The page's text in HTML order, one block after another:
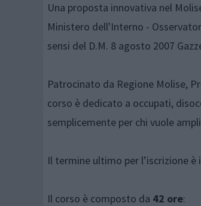
Una proposta innovativa nel
Ministero dell'Interno -
sensi del D.M. 8 agosto 2007
Patrocinato da Regione Molise,
corso è dedicato a occupati,
semplicemente per chi vuole
Il termine ultimo per l’iscrizione è
Il corso è composto da 42 ore: